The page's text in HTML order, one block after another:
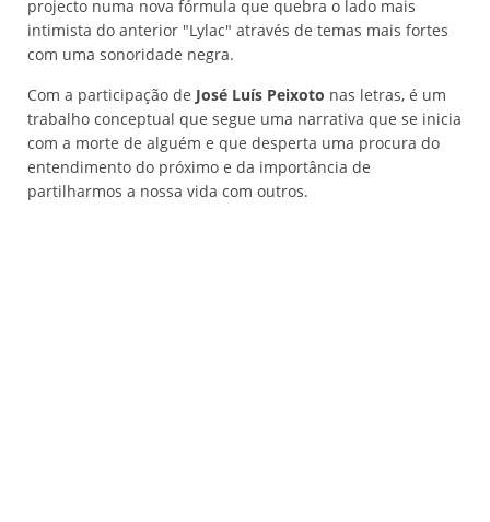
projecto numa nova fórmula que quebra o lado mais
intimista do anterior "Lylac" através de temas mais fortes
com uma sonoridade negra.
Com a participação de José Luís Peixoto nas letras, é um
trabalho conceptual que segue uma narrativa que se inicia
com a morte de alguém e que desperta uma procura do
entendimento do próximo e da importância de
partilharmos a nossa vida com outros.